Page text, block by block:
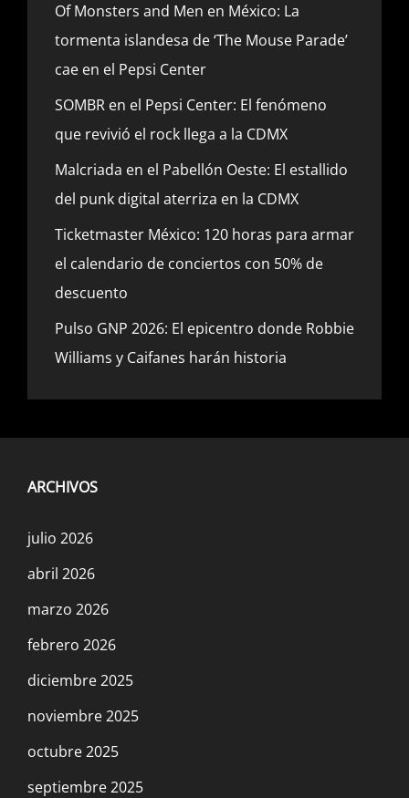
Of Monsters and Men en México: La
tormenta islandesa de ‘The Mouse Parade’
cae en el Pepsi Center
SOMBR en el Pepsi Center: El fenómeno
que revivió el rock llega a la CDMX
Malcriada en el Pabellón Oeste: El estallido
del punk digital aterriza en la CDMX
Ticketmaster México: 120 horas para armar
el calendario de conciertos con 50% de
descuento
Pulso GNP 2026: El epicentro donde Robbie
Williams y Caifanes harán historia
ARCHIVOS
julio 2026
abril 2026
marzo 2026
febrero 2026
diciembre 2025
noviembre 2025
octubre 2025
septiembre 2025